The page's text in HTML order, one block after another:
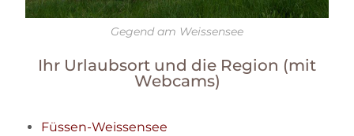
Ihr Urlaubsort und die Region (mit
Webcams)
Füssen-Weissensee
Gegend am Weissensee